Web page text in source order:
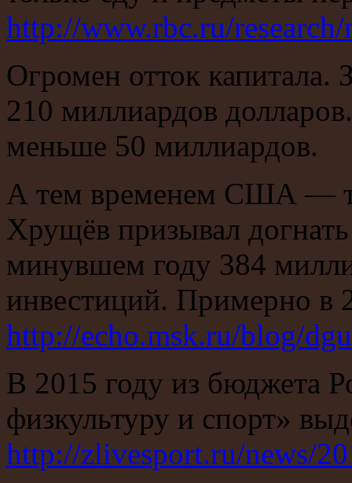
http://www.rbc.ru/
Огромен отток капитала.
210 миллиардов
меньше 50 миллиардов.
А тем временем США —
Хрущёв призывал
минувшем году 384
инвестиций. Примерно
http://echo.msk.ru/blog/
В 2015 году из бюджета
физкультуру и спорт»
http://zlivesport.ru/news/